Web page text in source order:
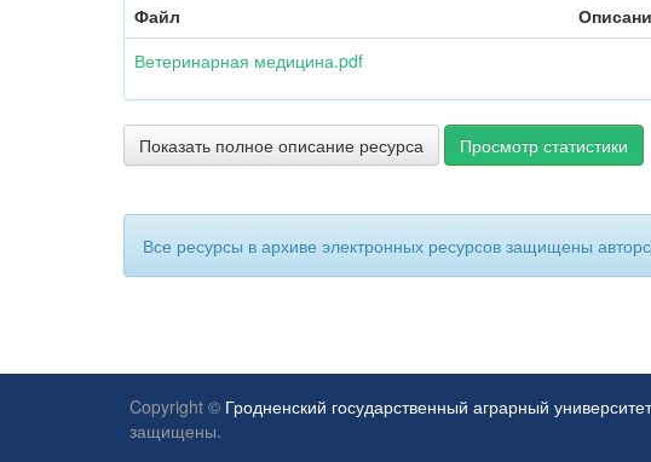
Файл
Ветеринарная медицина.pdf
Показать полное описание ресурса Просмотр статистики
Все ресурсы в архиве электронных ресурсов защищены
Copyright © Гродненский государственный аграрный
защищены.